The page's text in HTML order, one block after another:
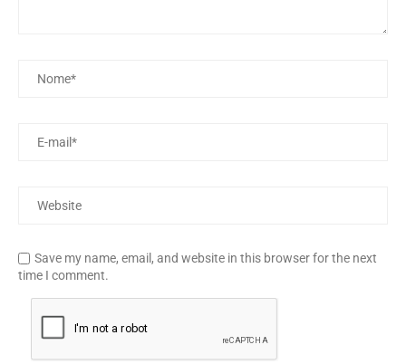
Save my name, email, and website in this browser for the next
time I comment.